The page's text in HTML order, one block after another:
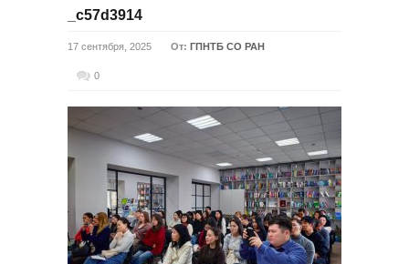
_c57d3914
17 сентября, 2025 От: ГПНТБ СО РАН
0